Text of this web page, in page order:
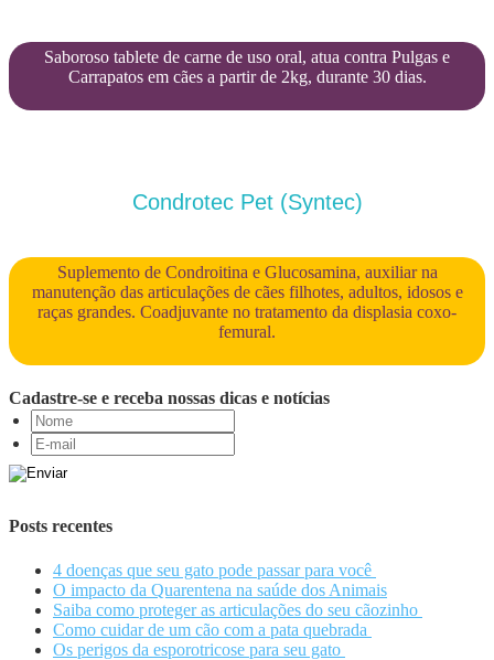
Saboroso tablete de carne de uso oral, atua contra Pulgas e
Carrapatos em cães a partir de 2kg, durante 30 dias.
Condrotec Pet (Syntec)
Suplemento de Condroitina e Glucosamina, auxiliar na
manutenção das articulações de cães filhotes, adultos, idosos e
raças grandes. Coadjuvante no tratamento da displasia coxo-
femural.
Cadastre-se e receba nossas dicas e notícias
Posts recentes
4 doenças que seu gato pode passar para você
O impacto da Quarentena na saúde dos Animais
Saiba como proteger as articulações do seu cãozinho
Como cuidar de um cão com a pata quebrada
Os perigos da esporotricose para seu gato